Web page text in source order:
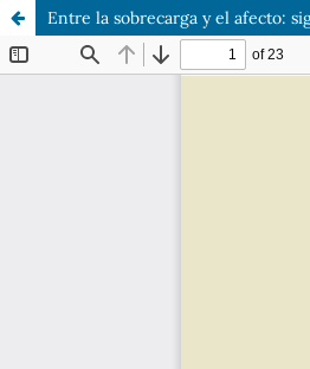
Entre la sobrecarga y el afecto: